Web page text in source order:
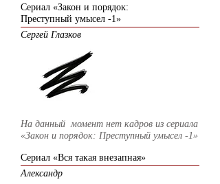
Сериал «Закон и порядок:
Преступный умысел -1»
Сергей Глазков
На данный момент нет кадров из сериала
«Закон и порядок: Преступный умысел -1»
Сериал «Вся такая внезапная»
Александр